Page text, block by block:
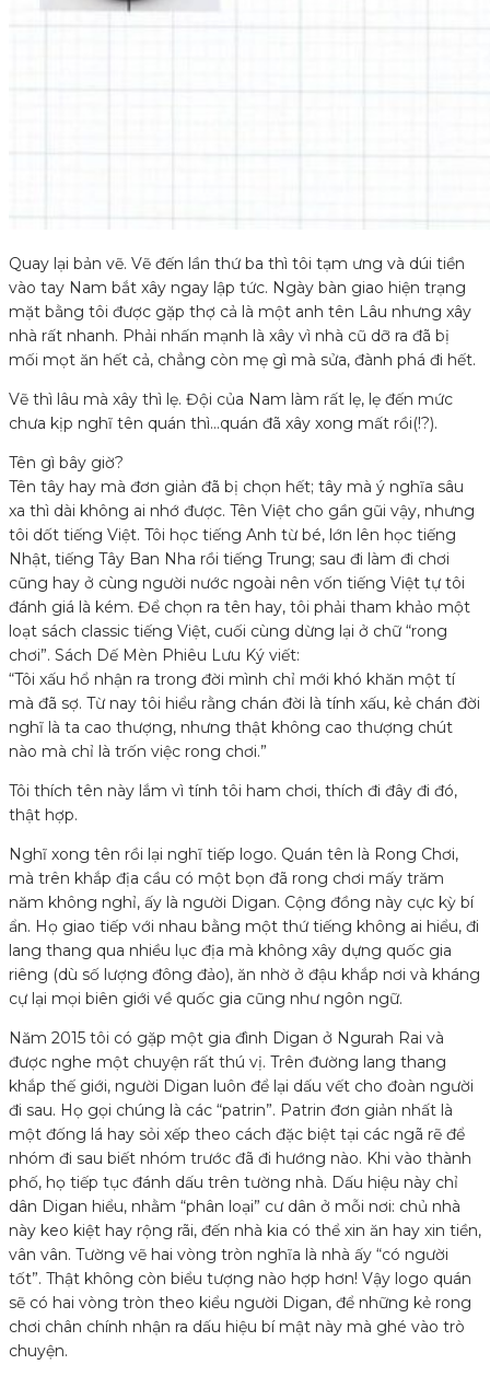
Quay lại bản vẽ. Vẽ đến lần thứ ba thì tôi tạm ưng và dúi tiền
vào tay Nam bắt xây ngay lập tức. Ngày bàn giao hiện trạng
mặt bằng tôi được gặp thợ cả là một anh tên Lâu nhưng xây
nhà rất nhanh. Phải nhấn mạnh là xây vì nhà cũ dỡ ra đã bị
mối mọt ăn hết cả, chẳng còn mẹ gì mà sửa, đành phá đi hết.
Vẽ thì lâu mà xây thì lẹ. Đội của Nam làm rất lẹ, lẹ đến mức
chưa kịp nghĩ tên quán thì…quán đã xây xong mất rồi(!?).
Tên gì bây giờ?
Tên tây hay mà đơn giản đã bị chọn hết; tây mà ý nghĩa sâu
xa thì dài không ai nhớ được. Tên Việt cho gần gũi vậy, nhưng
tôi dốt tiếng Việt. Tôi học tiếng Anh từ bé, lớn lên học tiếng
Nhật, tiếng Tây Ban Nha rồi tiếng Trung; sau đi làm đi chơi
cũng hay ở cùng người nước ngoài nên vốn tiếng Việt tự tôi
đánh giá là kém. Để chọn ra tên hay, tôi phải tham khảo một
loạt sách classic tiếng Việt, cuối cùng dừng lại ở chữ “rong
chơi”. Sách Dế Mèn Phiêu Lưu Ký viết:
“Tôi xấu hổ nhận ra trong đời mình chỉ mới khó khăn một tí
mà đã sợ. Từ nay tôi hiểu rằng chán đời là tính xấu, kẻ chán đời
nghĩ là ta cao thượng, nhưng thật không cao thượng chút
nào mà chỉ là trốn việc rong chơi.”
Tôi thích tên này lắm vì tính tôi ham chơi, thích đi đây đi đó,
thật hợp.
Nghĩ xong tên rồi lại nghĩ tiếp logo. Quán tên là Rong Chơi,
mà trên khắp địa cầu có một bọn đã rong chơi mấy trăm
năm không nghỉ, ấy là người Digan. Cộng đồng này cực kỳ bí
ẩn. Họ giao tiếp với nhau bằng một thứ tiếng không ai hiểu, đi
lang thang qua nhiều lục địa mà không xây dựng quốc gia
riêng (dù số lượng đông đảo), ăn nhờ ở đậu khắp nơi và kháng
cự lại mọi biên giới về quốc gia cũng như ngôn ngữ.
Năm 2015 tôi có gặp một gia đình Digan ở Ngurah Rai và
được nghe một chuyện rất thú vị. Trên đường lang thang
khắp thế giới, người Digan luôn để lại dấu vết cho đoàn người
đi sau. Họ gọi chúng là các “patrin”. Patrin đơn giản nhất là
một đống lá hay sỏi xếp theo cách đặc biệt tại các ngã rẽ để
nhóm đi sau biết nhóm trước đã đi hướng nào. Khi vào thành
phố, họ tiếp tục đánh dấu trên tường nhà. Dấu hiệu này chỉ
dân Digan hiểu, nhằm “phân loại” cư dân ở mỗi nơi: chủ nhà
này keo kiệt hay rộng rãi, đến nhà kia có thể xin ăn hay xin tiền,
vân vân. Tường vẽ hai vòng tròn nghĩa là nhà ấy “có người
tốt”. Thật không còn biểu tượng nào hợp hơn! Vậy logo quán
sẽ có hai vòng tròn theo kiểu người Digan, để những kẻ rong
chơi chân chính nhận ra dấu hiệu bí mật này mà ghé vào trò
chuyện.